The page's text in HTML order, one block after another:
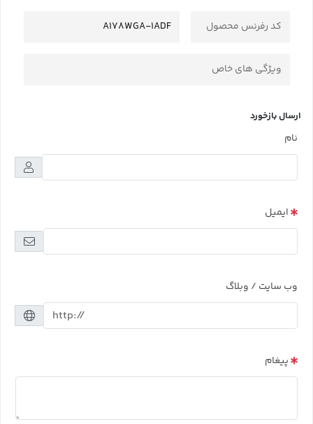
کد رفرنس محصول A178WGA-1ADF
ویژگی های خاص
ارسال بازخورد
نام
ایمیل
وب سایت / وبلاگ
پیغام